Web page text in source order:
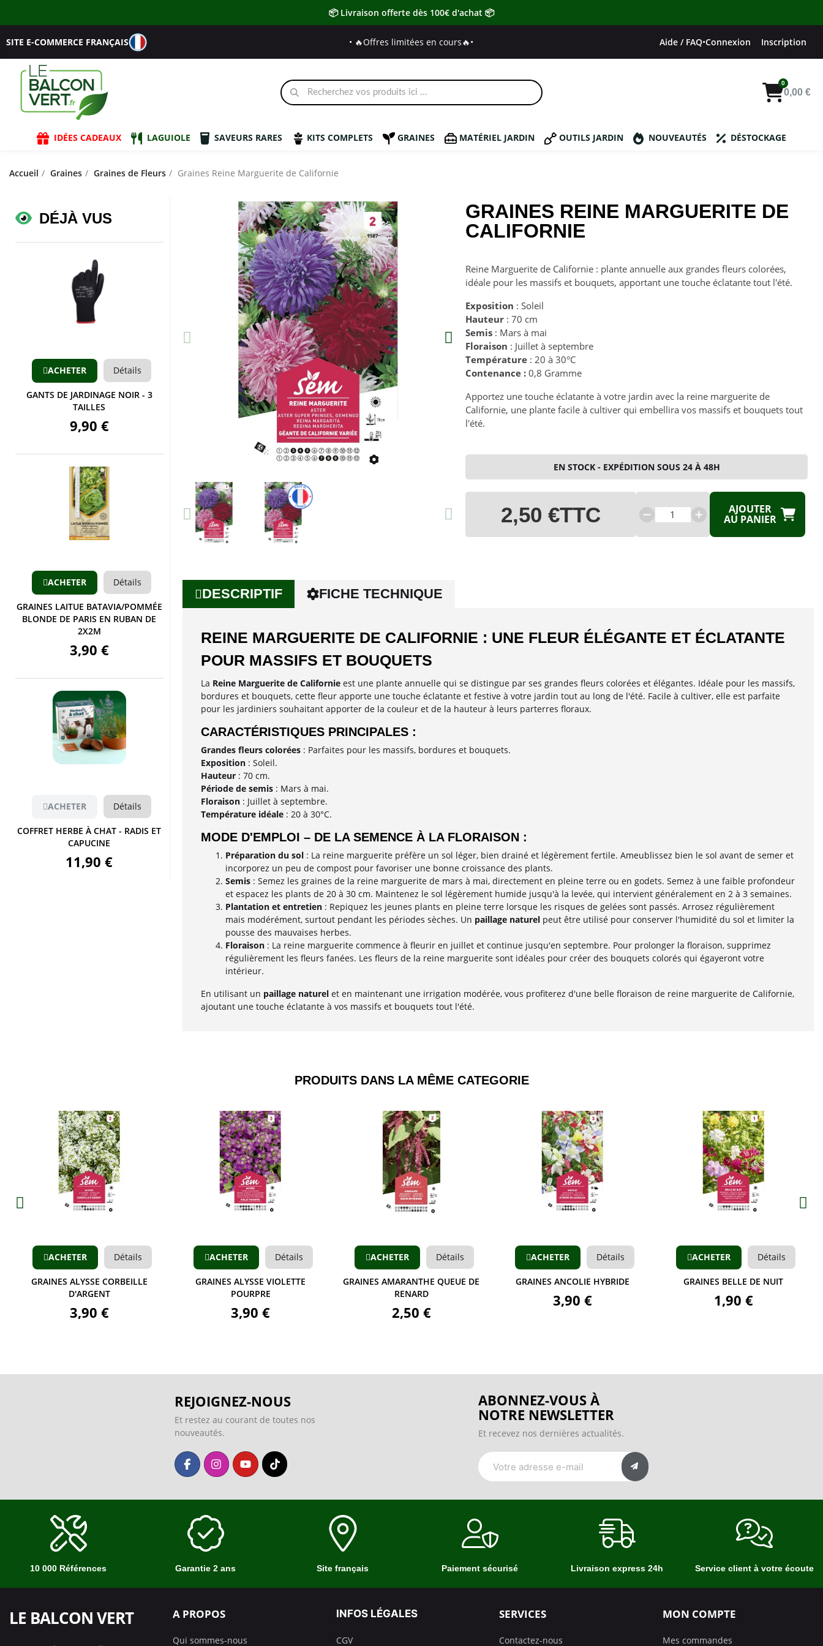
📦 Livraison offerte dès 100€ d'achat 📦
SITE E-COMMERCE FRANÇAIS • 🔥Offres limitées en cours🔥• Aide / FAQ•Connexion Inscription
0,00 €
IDÉES CADEAUX LAGUIOLE SAVEURS RARES KITS COMPLETS GRAINES MATÉRIEL JARDIN OUTILS JARDIN NOUVEAUTÉS DÉSTOCKAGE
Accueil Graines Graines de Fleurs Graines Reine Marguerite de Californie
DÉJÀ VUS
Aperçu
ACHETER Détails
GANTS DE JARDINAGE NOIR - 3
TAILLES
9,90 €
Aperçu
ACHETER Détails
GRAINES LAITUE BATAVIA/POMMÉE
BLONDE DE PARIS EN RUBAN DE
2X2M
3,90 €
Aperçu
ACHETER Détails
COFFRET HERBE À CHAT - RADIS ET
CAPUCINE
11,90 €
GRAINES REINE MARGUERITE DE
CALIFORNIE
Reine Marguerite de Californie : plante annuelle aux grandes fleurs colorées,
idéale pour les massifs et bouquets, apportant une touche éclatante tout l'été.
Exposition : Soleil
Hauteur : 70 cm
Semis : Mars à mai
Floraison : Juillet à septembre
Température : 20 à 30°C
Contenance : 0,8 Gramme
Apportez une touche éclatante à votre jardin avec la reine marguerite de
Californie, une plante facile à cultiver qui embellira vos massifs et bouquets tout
l'été.
EN STOCK - EXPÉDITION SOUS 24 À 48H
2,50 €TTC AJOUTER
AU PANIER
DESCRIPTIF FICHE TECHNIQUE
REINE MARGUERITE DE CALIFORNIE : UNE FLEUR ÉLÉGANTE ET ÉCLATANTE
POUR MASSIFS ET BOUQUETS
La Reine Marguerite de Californieest une plante annuelle qui se distingue par ses grandes fleurs colorées et élégantes. Idéale pour les massifs,
bordures et bouquets, cette fleur apporte une touche éclatante et festive à votre jardin tout au long de l'été. Facile à cultiver, elle est parfaite
pour les jardiniers souhaitant apporter de la couleur et de la hauteur à leurs parterres floraux.
CARACTÉRISTIQUES PRINCIPALES :
Grandes fleurs colorées: Parfaites pour les massifs, bordures et bouquets.
Exposition: Soleil.
Hauteur: 70 cm.
Période de semis: Mars à mai.
Floraison: Juillet à septembre.
Température idéale: 20 à 30°C.
MODE D'EMPLOI – DE LA SEMENCE À LA FLORAISON :
Préparation du sol: La reine marguerite préfère un sol léger, bien drainé et légèrement fertile. Ameublissez bien le sol avant de semer et
incorporez un peu de compost pour favoriser une bonne croissance des plants.
Semis: Semez les graines de la reine marguerite de mars à mai, directement en pleine terre ou en godets. Semez à une faible profondeur
et espacez les plants de 20 à 30 cm. Maintenez le sol légèrement humide jusqu'à la levée, qui intervient généralement en 2 à 3 semaines.
Plantation et entretien: Repiquez les jeunes plants en pleine terre lorsque les risques de gelées sont passés. Arrosez régulièrement
mais modérément, surtout pendant les périodes sèches. Un paillage naturelpeut être utilisé pour conserver l'humidité du sol et limiter la
pousse des mauvaises herbes.
Floraison: La reine marguerite commence à fleurir en juillet et continue jusqu'en septembre. Pour prolonger la floraison, supprimez
régulièrement les fleurs fanées. Les fleurs de la reine marguerite sont idéales pour créer des bouquets colorés qui égayeront votre
intérieur.
En utilisant un paillage naturelet en maintenant une irrigation modérée, vous profiterez d'une belle floraison de reine marguerite de Californie,
ajoutant une touche éclatante à vos massifs et bouquets tout l'été.
PRODUITS DANS LA MÊME CATEGORIE​
Aperçu
Détails
CORBEILLE
ACHETER Détails
GRAINES ALYSSE VIOLETTE
ACHETER Détails
GRAINES AMARANTHE QUEUE DE
ACHETER Détails
GRAINES ANCOLIE HYBRIDE
ACHETER Détails
GRAINES BELLE DE NUIT
ACHETER
REJOIGNEZ-NOUS
Et restez au courant de toutes nos
nouveautés.
ABONNEZ-VOUS À
NOTRE NEWSLETTER
Et recevez nos dernières actualités.
10 000 Références Garantie 2 ans Site français Paiement sécurisé Livraison express 24h Service client à votre écoute
LE BALCON VERT A PROPOS
Qui sommes-nous
INFOS LÉGALES
CGV
SERVICES
Contactez-nous
MON COMPTE
Mes commandes